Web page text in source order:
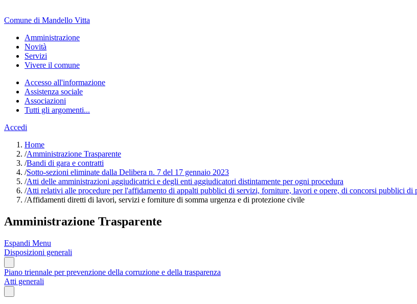
Comune di Mandello Vitta
Amministrazione
Novità
Servizi
Vivere il comune
Accesso all'informazione
Assistenza sociale
Associazioni
Tutti gli argomenti...
Accedi
Home
/Amministrazione Trasparente
/Bandi di gara e contratti
/Sotto-sezioni eliminate dalla Delibera n. 7 del 17 gennaio 2023
/Atti delle amministrazioni aggiudicatrici e degli enti aggiudicatori distintamente per ogni procedura
/Atti relativi alle procedure per l'affidamento di appalti pubblici di servizi, forniture, lavori e opere, di concorsi pubblici di
/Affidamenti diretti di lavori, servizi e forniture di somma urgenza e di protezione civile
Amministrazione Trasparente
Espandi Menu
Disposizioni generali
Piano triennale per prevenzione della corruzione e della trasparenza
Atti generali